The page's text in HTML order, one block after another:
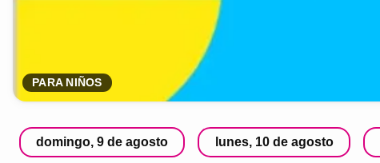
PARA NIÑOS
domingo, 9 de agosto lunes, 10 de agosto